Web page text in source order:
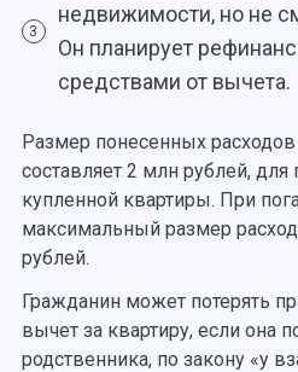
3
недвижимости, но не
Он планирует
средствами от вычета.
Размер понесенных
составляет 2 млн рублей, для
купленной квартиры. При
максимальный размер
рублей.
Гражданин может потерять
вычет за квартиру, если она
родственника, по закону «у